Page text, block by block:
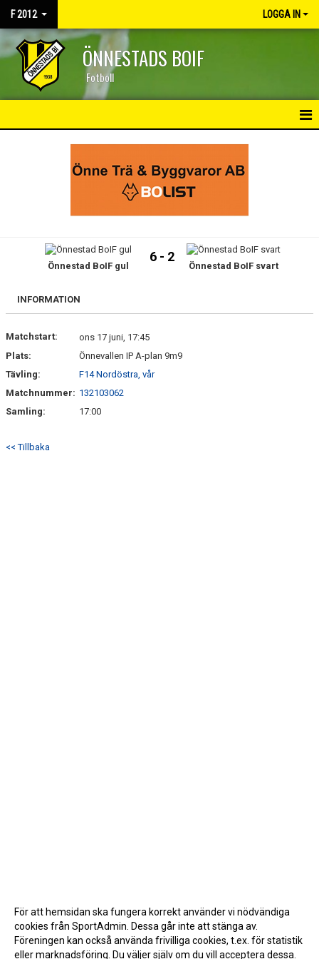
F 2012 LOGGA IN
ÖNNESTADS BOIF
Fotboll
BILDGALLERI
KONTAKT
Önnestad BoIF gul
6 - 2
Önnestad BoIF svart
INFORMATION
Matchstart:
ons 17 juni, 17:45
Plats:
Önnevallen IP A-plan 9m9
Tävling:
F14 Nordöstra, vår
Matchnummer: 132103062
Samling:
17:00
<< Tillbaka
För att hemsidan ska fungera korrekt använder vi nödvändiga
cookies från SportAdmin. Dessa går inte att stänga av.
Föreningen kan också använda frivilliga cookies, t.ex. för statistik
eller marknadsföring. Du väljer själv om du vill acceptera dessa.